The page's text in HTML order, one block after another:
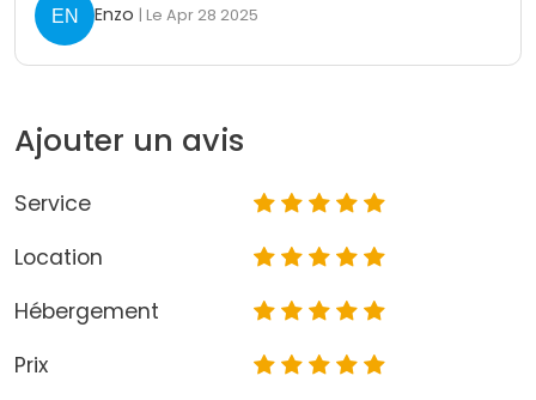
Enzo | Le Apr 28 2025
Ajouter un avis
Service
Location
Hébergement
Prix